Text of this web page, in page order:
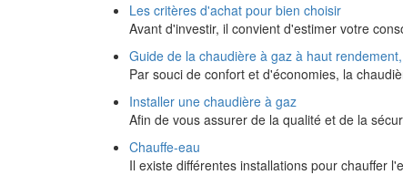
Les critères d'achat pour bien choisir
Avant d'investir, il convient d'estimer votre
Guide de la chaudière à gaz à haut
Par souci de confort et d'économies, la
Installer une chaudière à gaz
Afin de vous assurer de la qualité et de la
Chauffe-eau
Il existe différentes installations pour chauffer